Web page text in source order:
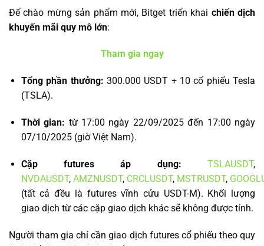
Để chào mừng sản phẩm mới, Bitget triển khai chiến dịch
khuyến mãi quy mô lớn:
Tham gia ngay
Tổng phần thưởng: 300.000 USDT + 10 cổ phiếu Tesla
(TSLA).
Thời gian: từ 17:00 ngày 22/09/2025 đến 17:00 ngày
07/10/2025 (giờ Việt Nam).
Cặp futures áp dụng: TSLAUSDT,
NVDAUSDT, AMZNUSDT, CRCLUSDT, MSTRUSDT,
(tất cả đều là futures vĩnh cửu USDT-M). Khối lượng
giao dịch từ các cặp giao dịch khác sẽ không được tính.
Người tham gia chỉ cần giao dịch futures cổ phiếu theo quy